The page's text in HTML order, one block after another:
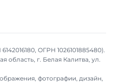
ОГРН 1026101885480).
область, г. Белая Калитва, ул.
фотографии, дизайн,